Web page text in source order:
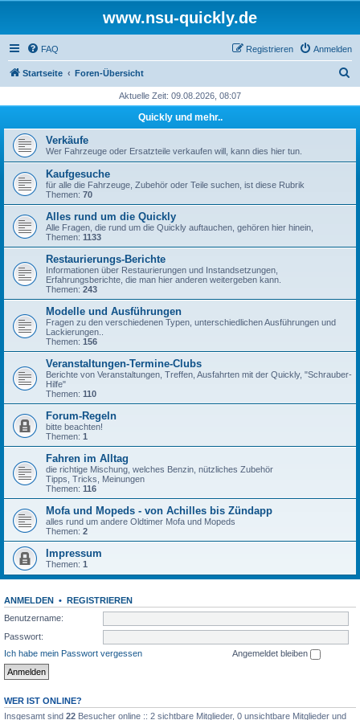
www.nsu-quickly.de
FAQ Anmelden
Registrieren
Startseite Foren-Übersicht
h
Aktuelle Zeit: 09.08.2026, 08:07
Quickly und mehr..
Verkäufe
Wer Fahrzeuge oder Ersatzteile verkaufen will, kann dies hier tun.
Kaufgesuche
für alle die Fahrzeuge, Zubehör oder Teile suchen, ist diese Rubrik
Themen: 70
Alles rund um die Quickly
Alle Fragen, die rund um die Quickly auftauchen, gehören hier hinein,
Themen: 1133
Restaurierungs-Berichte
Informationen über Restaurierungen und Instandsetzungen,
Erfahrungsberichte, die man hier anderen weitergeben kann.
Themen: 243
Modelle und Ausführungen
Fragen zu den verschiedenen Typen, unterschiedlichen Ausführungen und
Lackierungen..
Themen: 156
Veranstaltungen-Termine-Clubs
Berichte von Veranstaltungen, Treffen, Ausfahrten mit der Quickly, "Schrauber-
Hilfe"
Themen: 110
Forum-Regeln
bitte beachten!
Themen: 1
Fahren im Alltag
die richtige Mischung, welches Benzin, nützliches Zubehör
Tipps, Tricks, Meinungen
Themen: 116
Mofa und Mopeds - von Achilles bis Zündapp
alles rund um andere Oldtimer Mofa und Mopeds
Themen: 2
Impressum
Themen: 1
ANMELDEN • REGISTRIEREN
Benutzername:
Passwort:
Ich habe mein Passwort vergessen
Angemeldet bleiben
WER IST ONLINE?
Insgesamt sind 22 Besucher online :: 2 sichtbare Mitglieder, 0 unsichtbare Mitglieder und